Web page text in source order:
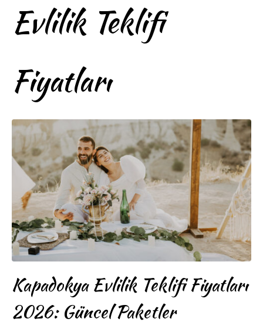
Evlilik Teklifi
Fiyatları
Kapadokya Evlilik Teklifi Fiyatları
2026: Güncel Paketler